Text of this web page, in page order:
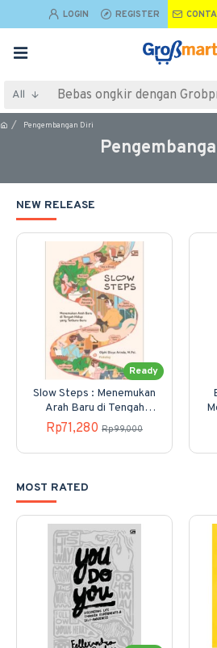
LOGIN REGISTER
All
Pengembangan Diri
NEW RELEASE
Ready
Slow Steps : Menemukan
Arah Baru di Tengah
Hidup yang Terburu-buru
Rp71,280 Rp99,000
MOST RATED